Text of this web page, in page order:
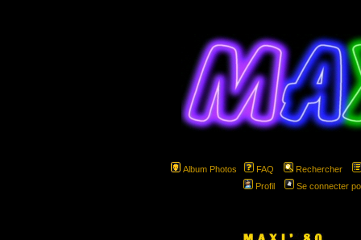
Album Photos FAQ
Rechercher
Profil
Se connecter